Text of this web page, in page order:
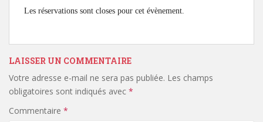
Les réservations sont closes pour cet évènement.
LAISSER UN COMMENTAIRE
Votre adresse e-mail ne sera pas publiée. Les champs
obligatoires sont indiqués avec *
Commentaire *